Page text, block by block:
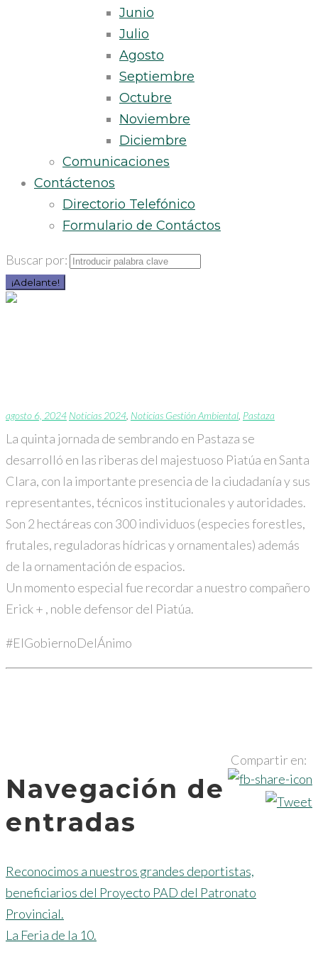
Junio
Julio
Agosto
Septiembre
Octubre
Noviembre
Diciembre
Comunicaciones
Contáctenos
Directorio Telefónico
Formulario de Contáctos
Buscar por:
¡Adelante!
agosto 6, 2024 Noticias 2024 Noticias Gestión Ambiental Pastaza
La quinta jornada de sembrando en Pastaza se
desarrolló en las riberas del majestuoso Piatúa en Santa
Clara, con la importante presencia de la ciudadanía y sus
representantes, técnicos institucionales y autoridades.
Son 2 hectáreas con 300 individuos (especies forestles,
frutales, reguladoras hídricas y ornamentales) además
de la ornamentación de espacios.
Un momento especial fue recordar a nuestro compañero
Erick + , noble defensor del Piatúa.
#ElGobiernoDelÁnimo
Compartir en:
Navegación de
entradas
Reconocimos a nuestros grandes deportistas,
beneficiarios del Proyecto PAD del Patronato
Provincial.
La Feria de la 10.